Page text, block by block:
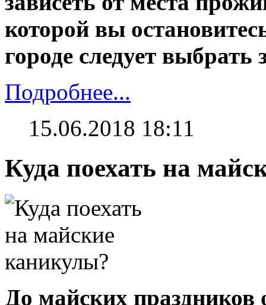
которой вы
городе следует выбрать
Подробнее...
15.06.2018 18:11
Куда поехать на
До майских праздников